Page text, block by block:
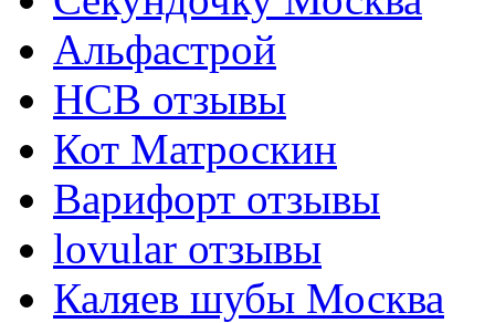
Альфастрой
НСВ отзывы
Кот Матроскин
Варифорт отзывы
lovular отзывы
Каляев шубы Москва